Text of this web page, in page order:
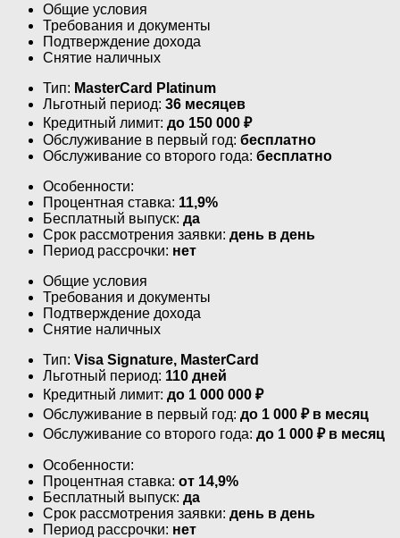
Общие условия
Требования и документы
Подтверждение дохода
Снятие наличных
Тип: MasterСard Platinum
Льготный период: 36 месяцев
Кредитный лимит: до 150 000 ₽
Обслуживание в первый год: бесплатно
Обслуживание со второго года: бесплатно
Особенности:
Процентная ставка: 11,9%
Бесплатный выпуск: да
Срок рассмотрения заявки: день в день
Период рассрочки: нет
Общие условия
Требования и документы
Подтверждение дохода
Снятие наличных
Тип: Visa Signature, MasterСard
Льготный период: 110 дней
Кредитный лимит: до 1 000 000 ₽
Обслуживание в первый год: до 1 000 ₽ в месяц
Обслуживание со второго года: до 1 000 ₽ в месяц
Особенности:
Процентная ставка: от 14,9%
Бесплатный выпуск: да
Срок рассмотрения заявки: день в день
Период рассрочки: нет